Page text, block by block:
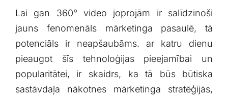
Lai gan ‍360° video joprojām ir salīdzinoši
jauns fenomenāls mārketinga pasaulē, tā
potenciāls ir neapšaubāms. ar katru‌ dienu
pieaugot šīs tehnoloģijas pieejamībai un
popularitātei, ir ‍skaidrs, ⁤ka tā būs būtiska
sastāvdaļa nākotnes mārketinga stratēģijās,